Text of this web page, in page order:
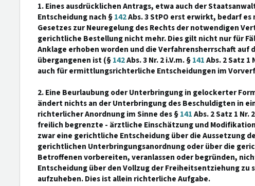
1. Eines ausdrücklichen Antrags, etwa auch der
Entscheidung nach §142Abs. 3 StPO erst erwirkt, bedarf
Gesetzes zur Neuregelung des Rechts der notwendigen
gerichtliche Bestellung nicht mehr. Dies gilt nicht nur für
Anklage erhoben worden und die Verfahrensherrschaft auf
übergangenen ist (§142Abs. 3 Nr. 2 i.V.m. §141Abs. 2 Satz 1
auch für ermittlungsrichterliche Entscheidungen im
2. Eine Beurlaubung oder Unterbringung in gelockerter Form
ändert nichts an der Unterbringung des Beschuldigten in
richterlicher Anordnung im Sinne des §141Abs. 2 Satz 1 Nr.
freilich begrenzte - ärztliche Einschätzung und
zwar eine gerichtliche Entscheidung über die Aussetzung
gerichtlichen Unterbringungsanordnung oder über die
Betroffenen vorbereiten, veranlassen oder begründen,
Entscheidung über den Vollzug der Freiheitsentziehung zu
aufzuheben. Dies ist allein richterliche Aufgabe.